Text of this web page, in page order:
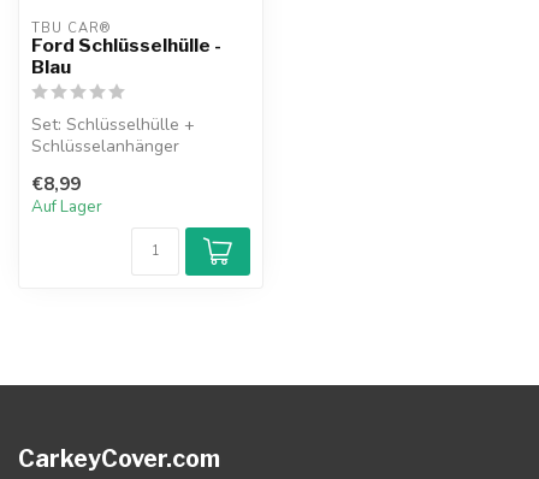
TBU CAR®
Ford Schlüsselhülle -
Blau
Set: Schlüsselhülle +
Schlüsselanhänger
€8,99
Auf Lager
CarkeyCover.com